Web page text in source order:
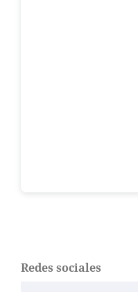
Redes sociales